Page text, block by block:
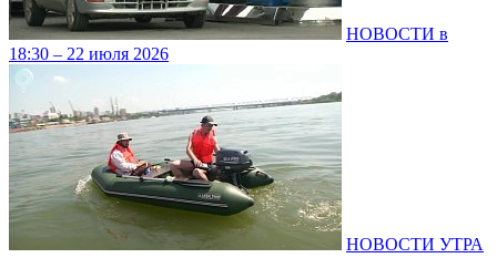
НОВОСТИ в
18:30 – 22 июля 2026
НОВОСТИ УТРА